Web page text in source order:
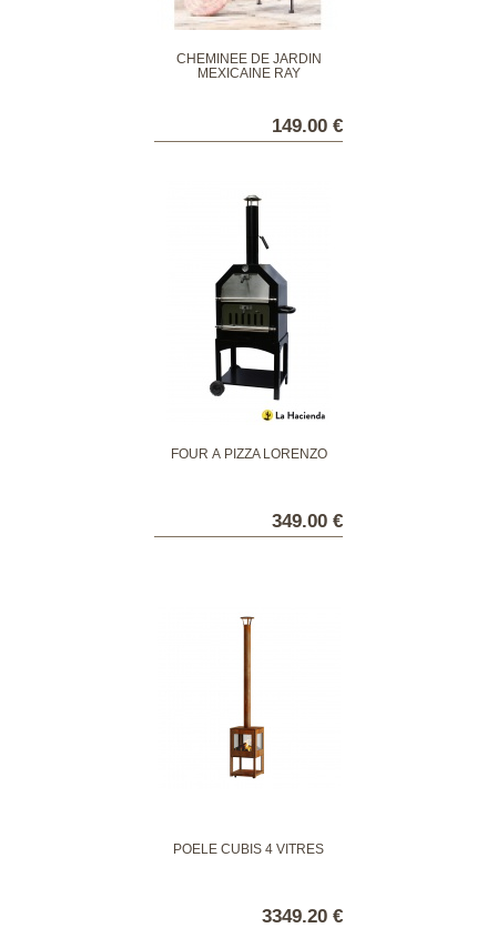
CHEMINÉE DE JARDIN
MEXICAINE RAY
149.00 €
FOUR À PIZZA LORENZO
349.00 €
POELE CUBIS 4 VITRES
3349.20 €